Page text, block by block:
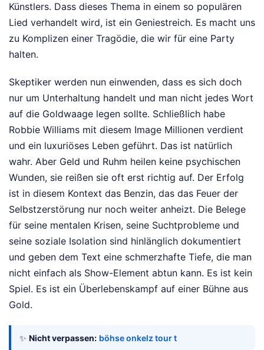
Künstlers. Dass dieses Thema in einem so populären
Lied verhandelt wird, ist ein Geniestreich. Es macht uns
zu Komplizen einer Tragödie, die wir für eine Party
halten.
Skeptiker werden nun einwenden, dass es sich doch
nur um Unterhaltung handelt und man nicht jedes Wort
auf die Goldwaage legen sollte. Schließlich habe
Robbie Williams mit diesem Image Millionen verdient
und ein luxuriöses Leben geführt. Das ist natürlich
wahr. Aber Geld und Ruhm heilen keine psychischen
Wunden, sie reißen sie oft erst richtig auf. Der Erfolg
ist in diesem Kontext das Benzin, das das Feuer der
Selbstzerstörung nur noch weiter anheizt. Die Belege
für seine mentalen Krisen, seine Suchtprobleme und
seine soziale Isolation sind hinlänglich dokumentiert
und geben dem Text eine schmerzhafte Tiefe, die man
nicht einfach als Show-Element abtun kann. Es ist kein
Spiel. Es ist ein Überlebenskampf auf einer Bühne aus
Gold.
✨ Nicht verpassen: böhse onkelz tour t